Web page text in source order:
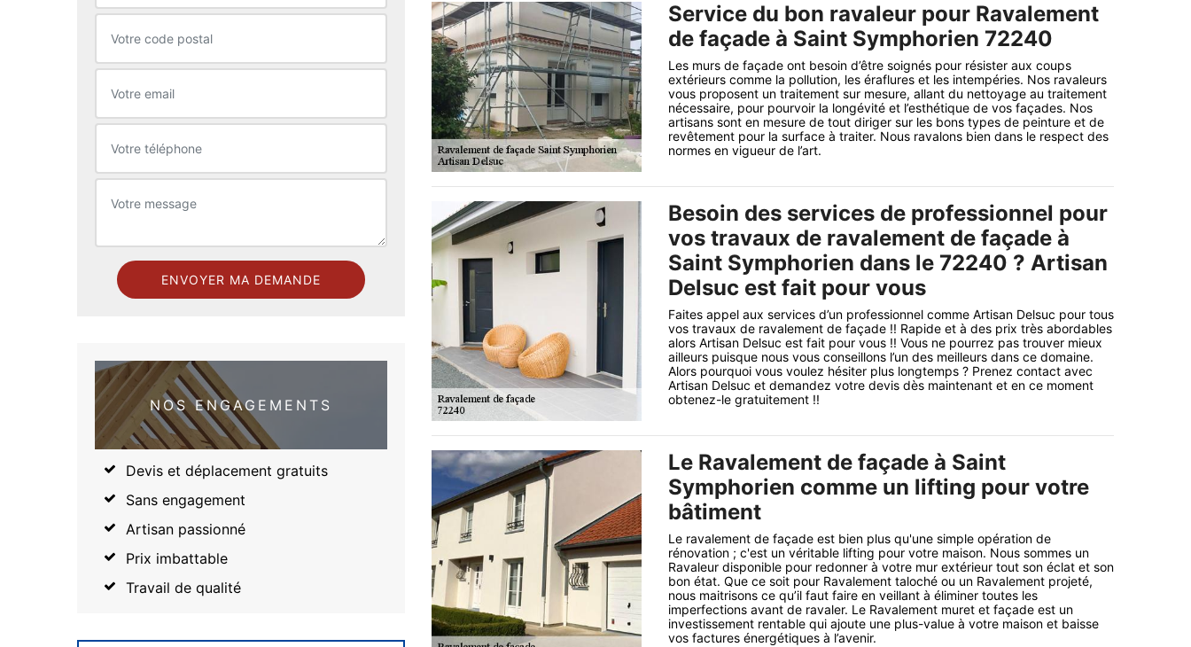
NOS ENGAGEMENTS
Devis et déplacement gratuits
Sans engagement
Artisan passionné
Prix imbattable
Travail de qualité
Service du bon ravaleur pour Ravalement
de façade à Saint Symphorien 72240
Les murs de façade ont besoin d’être soignés pour résister aux coups
extérieurs comme la pollution, les éraflures et les intempéries. Nos ravaleurs
vous proposent un traitement sur mesure, allant du nettoyage au traitement
nécessaire, pour pourvoir la longévité et l’esthétique de vos façades. Nos
artisans sont en mesure de tout diriger sur les bons types de peinture et de
revêtement pour la surface à traiter. Nous ravalons bien dans le respect des
normes en vigueur de l’art.
Besoin des services de professionnel pour
vos travaux de ravalement de façade à
Saint Symphorien dans le 72240 ? Artisan
Delsuc est fait pour vous
Faites appel aux services d’un professionnel comme Artisan Delsuc pour tous
vos travaux de ravalement de façade !! Rapide et à des prix très abordables
alors Artisan Delsuc est fait pour vous !! Vous ne pourrez pas trouver mieux
ailleurs puisque nous vous conseillons l’un des meilleurs dans ce domaine.
Alors pourquoi vous voulez hésiter plus longtemps ? Prenez contact avec
Artisan Delsuc et demandez votre devis dès maintenant et en ce moment
obtenez-le gratuitement !!
Le Ravalement de façade à Saint
Symphorien comme un lifting pour votre
bâtiment
Le ravalement de façade est bien plus qu'une simple opération de
rénovation ; c'est un véritable lifting pour votre maison. Nous sommes un
Ravaleur disponible pour redonner à votre mur extérieur tout son éclat et son
bon état. Que ce soit pour Ravalement taloché ou un Ravalement projeté,
nous maitrisons ce qu’il faut faire en veillant à éliminer toutes les
imperfections avant de ravaler. Le Ravalement muret et façade est un
investissement rentable qui ajoute une plus-value à votre maison et baisse
vos factures énergétiques à l’avenir.